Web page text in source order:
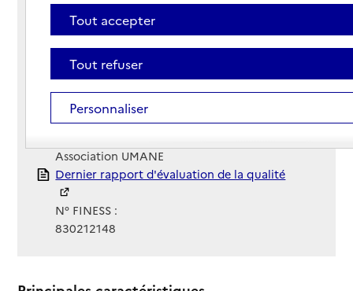
83000 - Toulon
Voir itinéraire
Téléphone :
04 94 09 57 00
Contact
Contact
Site Internet
Site internet non renseigné
Association UMANE
Rapport HAS
Dernier rapport d'évaluation de la qualité
N° FINESS :
830212148
Tout accepter
Tout refuser
Personnaliser